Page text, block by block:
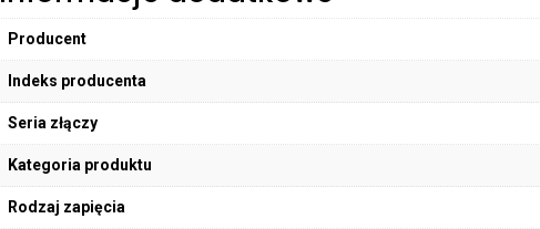
Producent
Indeks producenta
Seria złączy
Kategoria produktu
Rodzaj zapięcia